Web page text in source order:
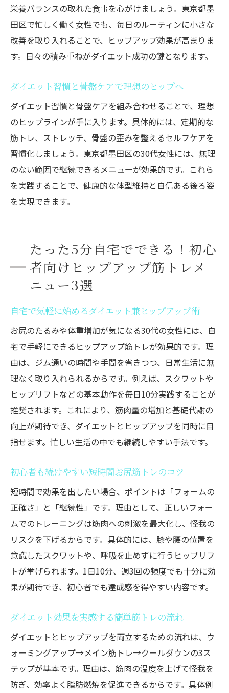
栄養バランスの取れた食事を心がけましょう。東京都墨
田区で忙しく働く女性でも、毎日のルーティンに小さな
改善を取り入れることで、ヒップアップ効果が高まりま
す。日々の積み重ねがダイエット成功の鍵となります。
ダイエット習慣と骨盤ケアで理想のヒップへ
ダイエット習慣と骨盤ケアを組み合わせることで、理想
のヒップラインが手に入ります。具体的には、定期的な
筋トレ、ストレッチ、骨盤の歪みを整えるセルフケアを
習慣化しましょう。東京都墨田区の30代女性には、無理
のない範囲で継続できるメニューが効果的です。これら
を実践することで、健康的な体型維持と自信ある後ろ姿
を実現できます。
たった5分自宅でできる！初心
者向けヒップアップ筋トレメ
ニュー3選
自宅で気軽に始めるダイエット兼ヒップアップ術
お尻のたるみや体重増加が気になる30代の女性には、自
宅で手軽にできるヒップアップ筋トレが効果的です。理
由は、ジム通いの時間や手間を省きつつ、日常生活に無
理なく取り入れられるからです。例えば、スクワットや
ヒップリフトなどの基本動作を毎日10分実践することが
推奨されます。これにより、筋肉量の増加と基礎代謝の
向上が期待でき、ダイエットとヒップアップを同時に目
指せます。忙しい生活の中でも継続しやすい手法です。
初心者も続けやすい短時間お尻筋トレのコツ
短時間で効果を出したい場合、ポイントは「フォームの
正確さ」と「継続性」です。理由として、正しいフォー
ムでのトレーニングは筋肉への刺激を最大化し、怪我の
リスクを下げるからです。具体的には、膝や腰の位置を
意識したスクワットや、呼吸を止めずに行うヒップリフ
トが挙げられます。1日10分、週3回の頻度でも十分に効
果が期待でき、初心者でも達成感を得やすい内容です。
ダイエット効果を実感する簡単筋トレの流れ
ダイエットとヒップアップを両立するための流れは、ウ
ォーミングアップ→メイン筋トレ→クールダウンの3ス
テップが基本です。理由は、筋肉の温度を上げて怪我を
防ぎ、効率よく脂肪燃焼を促進できるからです。具体例